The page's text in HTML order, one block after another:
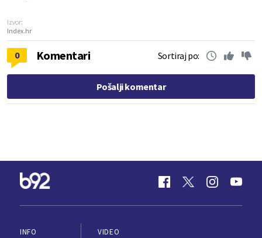
Izvor:
Index.hr
0 Komentari Sortiraj po:
Pošalji komentar
INFO
VIDEO